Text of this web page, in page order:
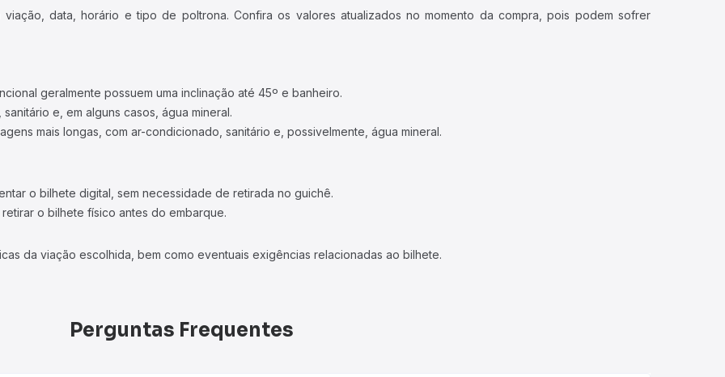
data, horário e tipo de poltrona. Confira os valores atualizados no momento da compra, pois podem sofrer
geralmente possuem uma inclinação até 45º e banheiro.
e, em alguns casos, água mineral.
mais longas, com ar-condicionado, sanitário e, possivelmente, água mineral.
o bilhete digital, sem necessidade de retirada no guichê.
o bilhete físico antes do embarque.
da viação escolhida, bem como eventuais exigências relacionadas ao bilhete.
Perguntas Frequentes